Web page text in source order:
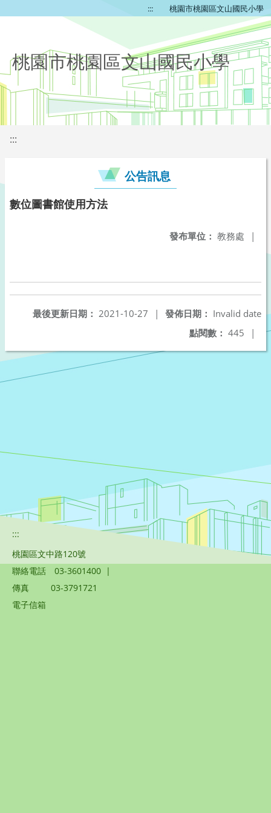
::: 桃園市桃園區文山國民小學
桃園市桃園區文山國民小學
:::
公告訊息
數位圖書館使用方法
發布單位： 教務處 |
發佈日期： Invalid date
最後更新日期： 2021-10-27
|
點閱數： 445 |
:::
桃園區文中路120號
聯絡電話
03-3601400 |
傳真
03-3791721
電子信箱